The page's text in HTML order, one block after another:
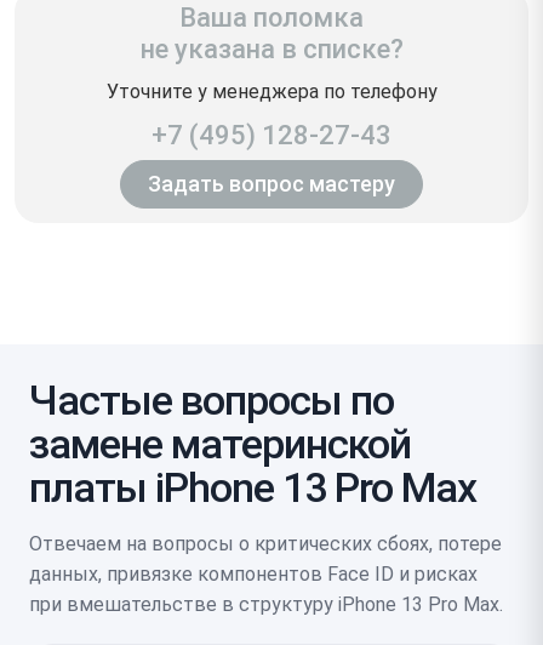
Ваша поломка
не указана в списке?
Уточните у менеджера по телефону
+7 (495) 128-27-43
Задать вопрос мастеру
Частые вопросы по
замене материнской
платы iPhone 13 Pro Max
Отвечаем на вопросы о критических сбоях, потере
данных, привязке компонентов Face ID и рисках
при вмешательстве в структуру iPhone 13 Pro Max.